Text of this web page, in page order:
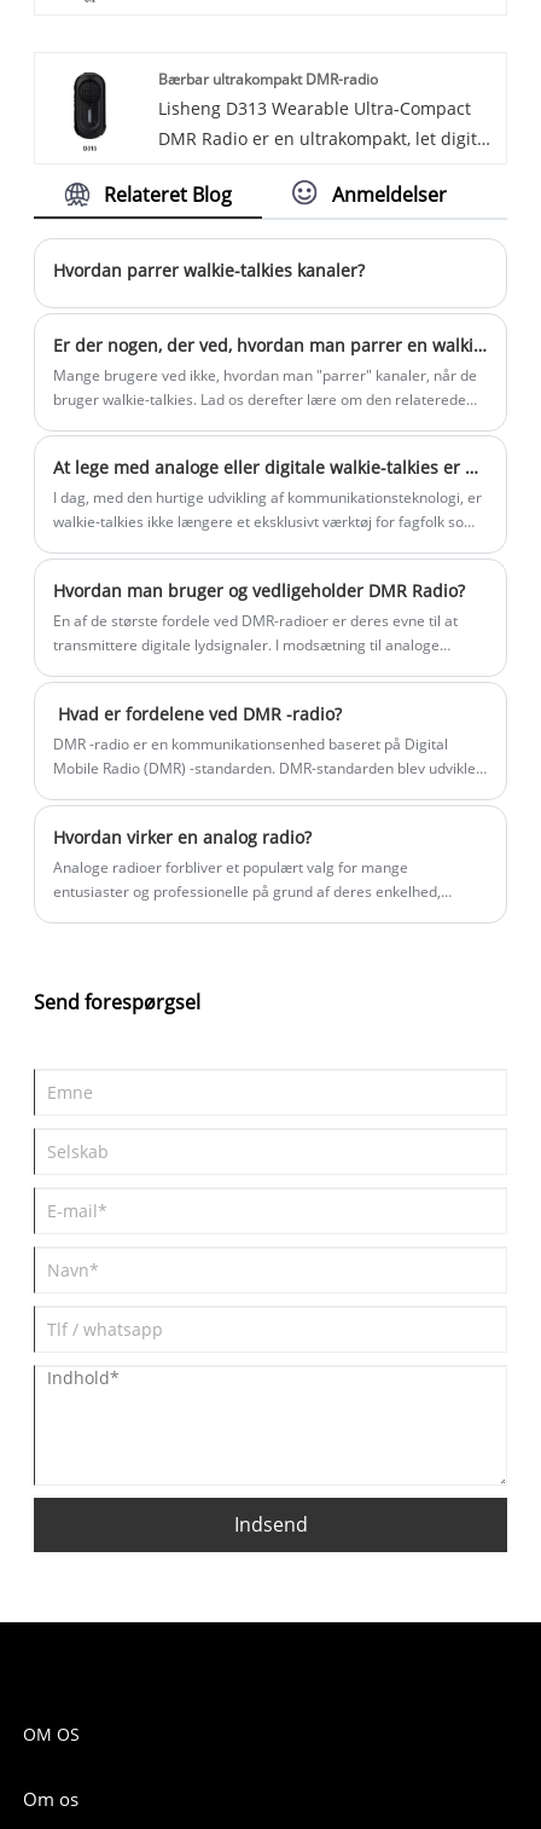
Bærbar ultrakompakt DMR-radio
Lisheng D313 Wearable Ultra-Compact
DMR Radio er en ultrakompakt, let digital
kommunikation. Med en vægt på kun 42
den komfort hele dagen for frontline-
analoge tilstande, den tilbyder klar og
pålidelig lyd, fleksible opkaldsmuligheder
og valgfri kryptering til sikker
kommunikation. Ideel til gæstfrihed,
detailhandel og servicemiljøer.
Relateret Blog Anmeldelser
Hvordan parrer walkie-talkies kanaler?
Er der nogen, der ved, hvordan man parrer en walkie-talkie med en kanal?
Mange brugere ved ikke, hvordan man "parrer" kanaler, når de
bruger walkie-talkies. Lad os derefter lære om den relaterede
At lege med analoge eller digitale walkie-talkies er en passion, men er det et levebrød at bruge offentlige netværks walkie-talkies?
I dag, med den hurtige udvikling af kommunikationsteknologi, er
walkie-talkies ikke længere et eksklusivt værktøj for fagfolk som
Hvordan man bruger og vedligeholder DMR Radio?
En af de største fordele ved DMR-radioer er deres evne til at
transmittere digitale lydsignaler. I modsætning til analoge
‌‌ Hvad er fordelene ved DMR -radio?
‌DMR -radio er en kommunikationsenhed baseret på Digital
Mobile Radio (DMR) -standarden. DMR-standarden blev udviklet
kommercielle brugere i europæiske lande og levere effektive og
pålidelige kommunikationsløsninger.
Hvordan virker en analog radio?
Analoge radioer forbliver et populært valg for mange
entusiaster og professionelle på grund af deres enkelhed,
den rigtige enhed. Ved at forstå disse grundlæggende principper
kan du træffe informerede beslutninger og maksimere din
Send forespørgsel
Indsend
OM OS
Om os